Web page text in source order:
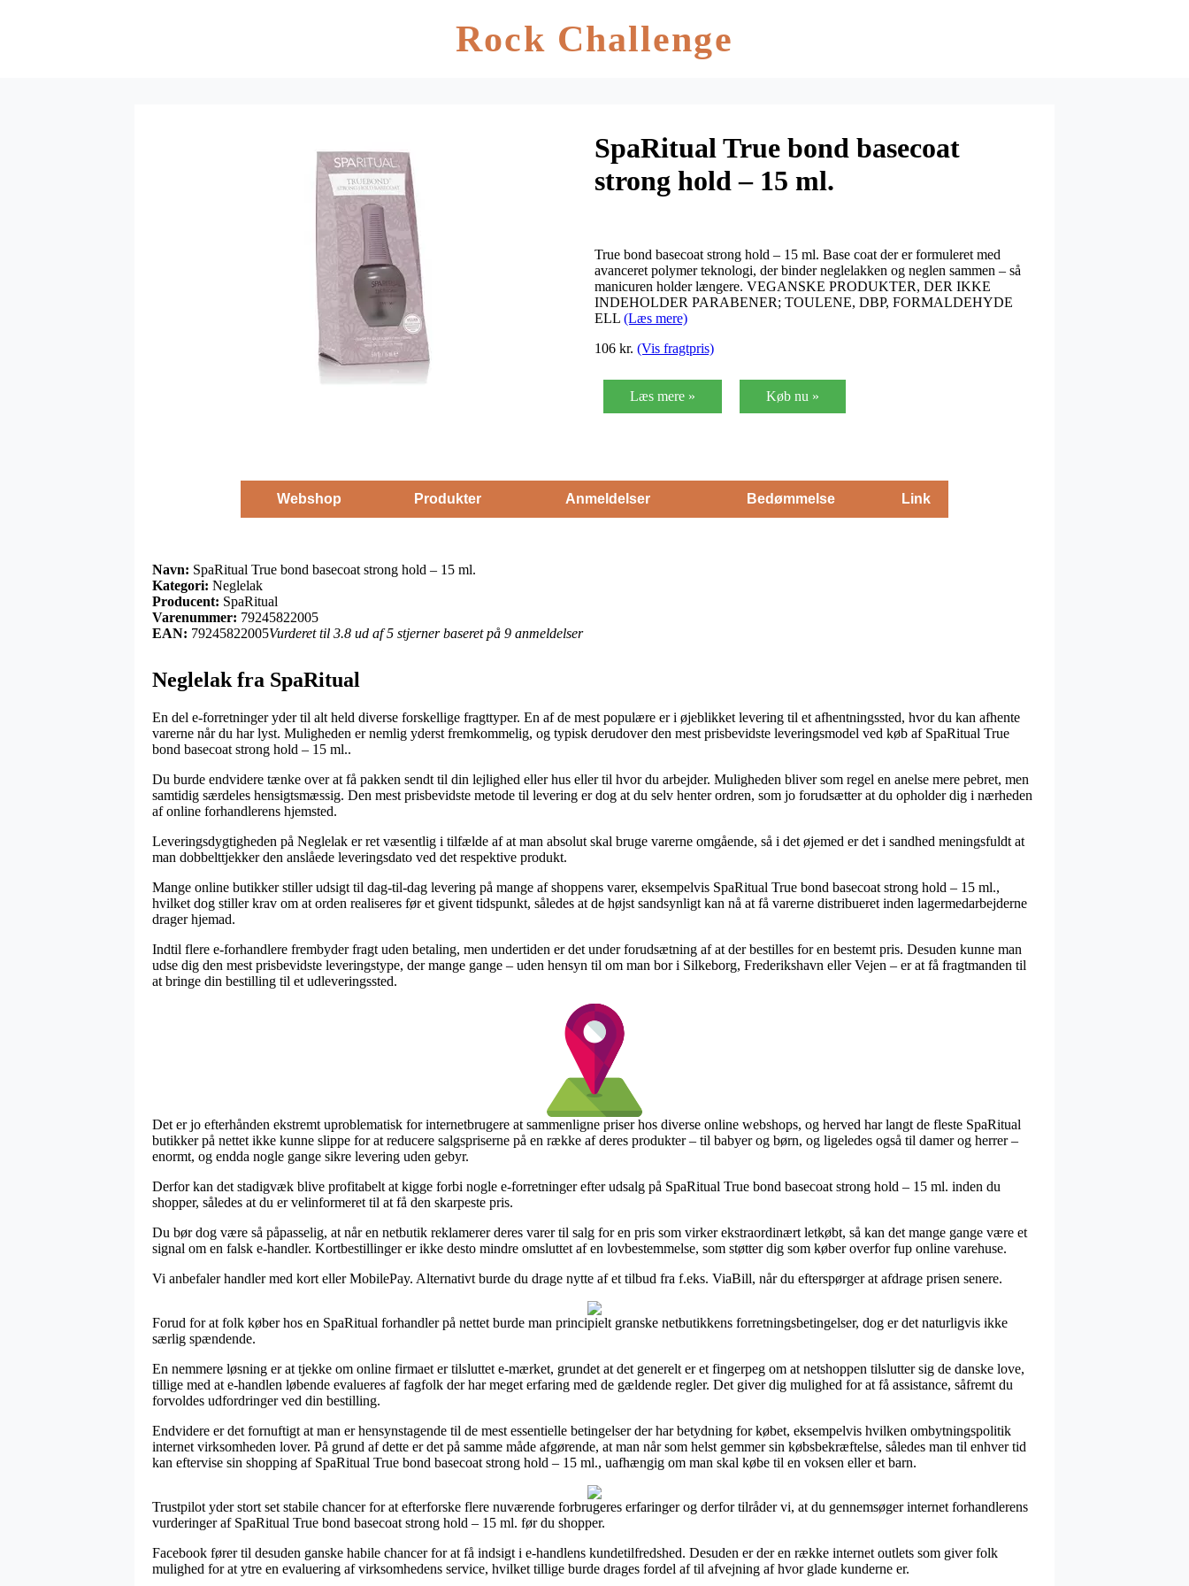
Rock Challenge
SpaRitual True bond basecoat
strong hold – 15 ml.
True bond basecoat strong hold – 15 ml. Base coat der er formuleret med
avanceret polymer teknologi, der binder neglelakken og neglen sammen – så
manicuren holder længere. VEGANSKE PRODUKTER, DER IKKE
INDEHOLDER PARABENER; TOULENE, DBP, FORMALDEHYDE
ELL (Læs mere)
106 kr. (Vis fragtpris)
Læs mere » Køb nu »
Webshop Produkter Anmeldelser Bedømmelse Link
Navn: SpaRitual True bond basecoat strong hold – 15 ml.
Kategori: Neglelak
Producent: SpaRitual
Varenummer: 79245822005
EAN: 79245822005Vurderet til 3.8 ud af 5 stjerner baseret på 9 anmeldelser
Neglelak fra SpaRitual
En del e-forretninger yder til alt held diverse forskellige fragttyper. En af de mest populære er i øjeblikket levering til et afhentningssted, hvor du kan afhente
varerne når du har lyst. Muligheden er nemlig yderst fremkommelig, og typisk derudover den mest prisbevidste leveringsmodel ved køb af SpaRitual True
bond basecoat strong hold – 15 ml..
Du burde endvidere tænke over at få pakken sendt til din lejlighed eller hus eller til hvor du arbejder. Muligheden bliver som regel en anelse mere pebret, men
samtidig særdeles hensigtsmæssig. Den mest prisbevidste metode til levering er dog at du selv henter ordren, som jo forudsætter at du opholder dig i nærheden
af online forhandlerens hjemsted.
Leveringsdygtigheden på Neglelak er ret væsentlig i tilfælde af at man absolut skal bruge varerne omgående, så i det øjemed er det i sandhed meningsfuldt at
man dobbelttjekker den anslåede leveringsdato ved det respektive produkt.
Mange online butikker stiller udsigt til dag-til-dag levering på mange af shoppens varer, eksempelvis SpaRitual True bond basecoat strong hold – 15 ml.,
hvilket dog stiller krav om at orden realiseres før et givent tidspunkt, således at de højst sandsynligt kan nå at få varerne distribueret inden lagermedarbejderne
drager hjemad.
Indtil flere e-forhandlere frembyder fragt uden betaling, men undertiden er det under forudsætning af at der bestilles for en bestemt pris. Desuden kunne man
udse dig den mest prisbevidste leveringstype, der mange gange – uden hensyn til om man bor i Silkeborg, Frederikshavn eller Vejen – er at få fragtmanden til
at bringe din bestilling til et udleveringssted.
Det er jo efterhånden ekstremt uproblematisk for internetbrugere at sammenligne priser hos diverse online webshops, og herved har langt de fleste SpaRitual
butikker på nettet ikke kunne slippe for at reducere salgspriserne på en række af deres produkter – til babyer og børn, og ligeledes også til damer og herrer –
enormt, og endda nogle gange sikre levering uden gebyr.
Derfor kan det stadigvæk blive profitabelt at kigge forbi nogle e-forretninger efter udsalg på SpaRitual True bond basecoat strong hold – 15 ml. inden du
shopper, således at du er velinformeret til at få den skarpeste pris.
Du bør dog være så påpasselig, at når en netbutik reklamerer deres varer til salg for en pris som virker ekstraordinært letkøbt, så kan det mange gange være et
signal om en falsk e-handler. Kortbestillinger er ikke desto mindre omsluttet af en lovbestemmelse, som støtter dig som køber overfor fup online varehuse.
Vi anbefaler handler med kort eller MobilePay. Alternativt burde du drage nytte af et tilbud fra f.eks. ViaBill, når du efterspørger at afdrage prisen senere.
Forud for at folk køber hos en SpaRitual forhandler på nettet burde man principielt granske netbutikkens forretningsbetingelser, dog er det naturligvis ikke
særlig spændende.
En nemmere løsning er at tjekke om online firmaet er tilsluttet e-mærket, grundet at det generelt er et fingerpeg om at netshoppen tilslutter sig de danske love,
tillige med at e-handlen løbende evalueres af fagfolk der har meget erfaring med de gældende regler. Det giver dig mulighed for at få assistance, såfremt du
forvoldes udfordringer ved din bestilling.
Endvidere er det fornuftigt at man er hensynstagende til de mest essentielle betingelser der har betydning for købet, eksempelvis hvilken ombytningspolitik
internet virksomheden lover. På grund af dette er det på samme måde afgørende, at man når som helst gemmer sin købsbekræftelse, således man til enhver tid
kan eftervise sin shopping af SpaRitual True bond basecoat strong hold – 15 ml., uafhængig om man skal købe til en voksen eller et barn.
Trustpilot yder stort set stabile chancer for at efterforske flere nuværende forbrugeres erfaringer og derfor tilråder vi, at du gennemsøger internet forhandlerens
vurderinger af SpaRitual True bond basecoat strong hold – 15 ml. før du shopper.
Facebook fører til desuden ganske habile chancer for at få indsigt i e-handlens kundetilfredshed. Desuden er der en række internet outlets som giver folk
mulighed for at ytre en evaluering af virksomhedens service, hvilket tillige burde drages fordel af til afvejning af hvor glade kunderne er.